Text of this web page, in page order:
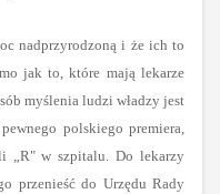
nadprzyrodzoną i że ich to
jak to, które mają lekarze
myślenia ludzi władzy jest
polskiego premiera,
„R" w szpitalu. Do lekarzy
przenieść do Urzędu Rady